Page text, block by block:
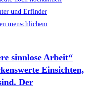
sinnlose Arbeit“
Einsichten,
Der